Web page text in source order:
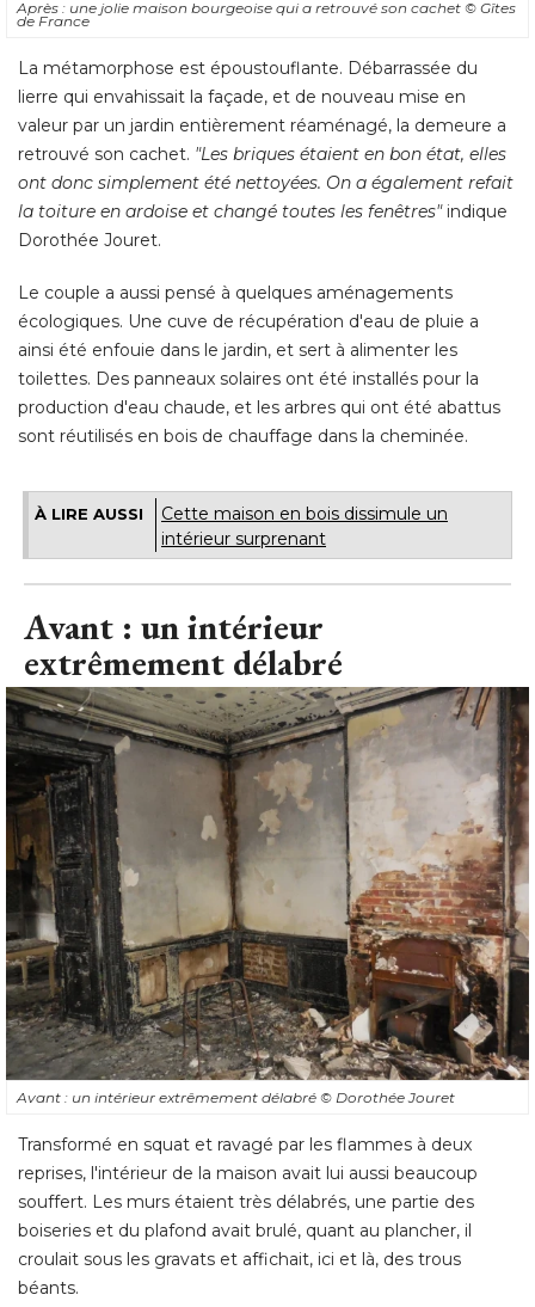
valeur par un jardin entièrement réaménagé, la demeure a
ont donc simplement été nettoyées. On a également refait
la toiture en ardoise et changé toutes les fenêtres" indique
Dorothée Jouret.
Le couple a aussi pensé à quelques aménagements
écologiques. Une cuve de récupération d'eau de pluie a
ainsi été enfouie dans le jardin, et sert à alimenter les
production d'eau chaude, et les arbres qui ont été abattus
sont réutilisés en bois de chauffage dans la cheminée.
À LIRE AUSSI
Cette maison en bois dissimule un
Avant : un intérieur
extrêmement délabré
Avant : un intérieur extrêmement délabré © Dorothée Jouret
Transformé en squat et ravagé par les flammes à deux
reprises, l'intérieur de la maison avait lui aussi beaucoup
souffert. Les murs étaient très délabrés, une partie des
croulait sous les gravats et affichait, ici et là, des trous
béants.
Après : un salon plein de charme